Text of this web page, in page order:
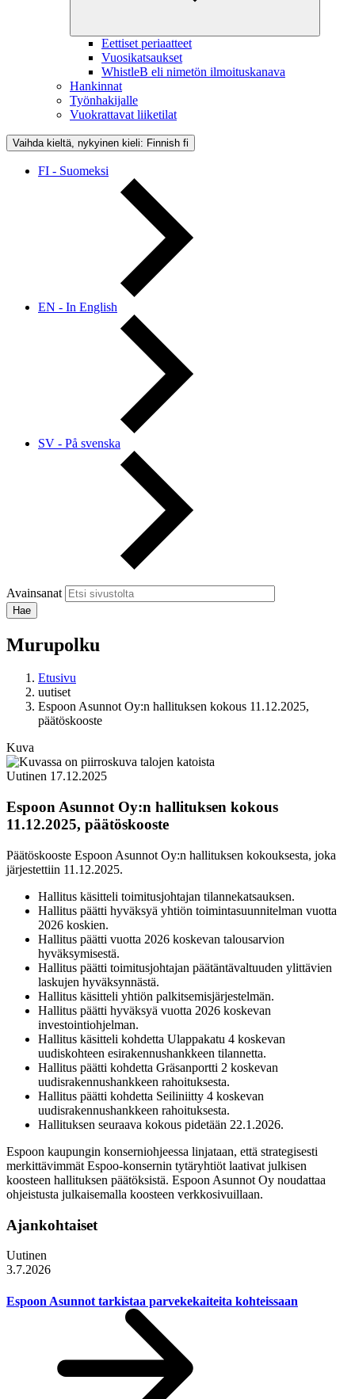
Eettiset periaatteet
Vuosikatsaukset
WhistleB eli nimetön ilmoituskanava
Hankinnat
Työnhakijalle
Vuokrattavat liiketilat
Vaihda kieltä, nykyinen kieli: Finnish fi
FI - Suomeksi
EN - In English
SV - På svenska
Avainsanat
Murupolku
Etusivu
uutiset
Espoon Asunnot Oy:n hallituksen kokous 11.12.2025,
päätöskooste
Kuva
Uutinen 17.12.2025
Espoon Asunnot Oy:n hallituksen kokous
11.12.2025, päätöskooste
Päätöskooste Espoon Asunnot Oy:n hallituksen kokouksesta, joka
järjestettiin 11.12.2025.
Hallitus käsitteli toimitusjohtajan tilannekatsauksen.
Hallitus päätti hyväksyä yhtiön toimintasuunnitelman vuotta
2026 koskien.
Hallitus päätti vuotta 2026 koskevan talousarvion
hyväksymisestä.
Hallitus päätti toimitusjohtajan päätäntävaltuuden ylittävien
laskujen hyväksynnästä.
Hallitus käsitteli yhtiön palkitsemisjärjestelmän.
Hallitus päätti hyväksyä vuotta 2026 koskevan
investointiohjelman.
Hallitus käsitteli kohdetta Ulappakatu 4 koskevan
uudiskohteen esirakennushankkeen tilannetta.
Hallitus päätti kohdetta Gräsanportti 2 koskevan
uudisrakennushankkeen rahoituksesta.
Hallitus päätti kohdetta Seiliniitty 4 koskevan
uudisrakennushankkeen rahoituksesta.
Hallituksen seuraava kokous pidetään 22.1.2026.
Espoon kaupungin konserniohjeessa linjataan, että strategisesti
merkittävimmät Espoo-konsernin tytäryhtiöt laativat julkisen
koosteen hallituksen päätöksistä. Espoon Asunnot Oy noudattaa
ohjeistusta julkaisemalla koosteen verkkosivuillaan.
Ajankohtaiset
Uutinen
3.7.2026
Espoon Asunnot tarkistaa parvekekaiteita kohteissaan